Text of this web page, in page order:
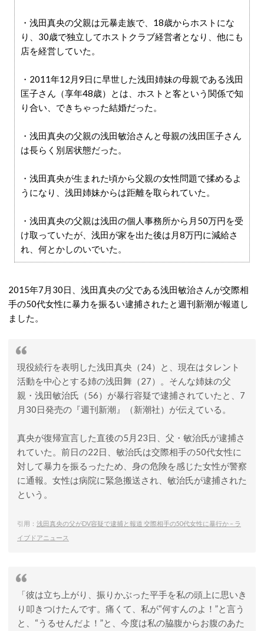
・浅田真央の父親は元暴走族で、18歳からホストにな
り、30歳で独立してホストクラブ経営者となり、他にも
店を経営していた。
・2011年12月9日に早世した浅田姉妹の母親である浅田
匡子さん（享年48歳）とは、ホストと客という関係で知
り合い、できちゃった結婚だった。
・浅田真央の父親の浅田敏治さんと母親の浅田匡子さん
は長らく別居状態だった。
・浅田真央が生まれた頃から父親の女性問題で揉めるよ
うになり、浅田姉妹からは距離を取られていた。
・浅田真央の父親は浅田の個人事務所から月50万円を受
け取っていたが、浅田が家を出た後は月8万円に減給さ
れ、何とかしのいでいた。
2015年7月30日、浅田真央の父である浅田敏治さんが交際相
手の50代女性に暴力を振るい逮捕されたと週刊新潮が報道し
ました。
現役続行を表明した浅田真央（24）と、現在はタレント
活動を中心とする姉の浅田舞（27）。そんな姉妹の父
親・浅田敏治氏（56）が暴行容疑で逮捕されていたと、7
月30日発売の『週刊新潮』（新潮社）が伝えている。
真央が復帰宣言した直後の5月23日、父・敏治氏が逮捕さ
れていた。前日の22日、敏治氏は交際相手の50代女性に
対して暴力を振るったため、身の危険を感じた女性が警察
に通報。女性は病院に緊急搬送され、敏治氏が逮捕された
という。
引用： 浅田真央の父がDV容疑で逮捕と報道 交際相手の50代女性に暴行か – ラ
イブドアニュース
「彼は立ち上がり、振りかぶった平手を私の頭上に思いき
り叩きつけたんです。痛くて、私が“何すんのよ！”と言う
と、“うるせんだよ！”と、今度は私の脇腹からお腹のあた